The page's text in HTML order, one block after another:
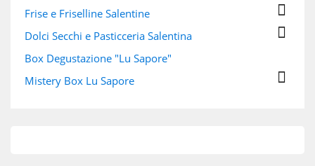
Frise e Friselline Salentine 
Dolci Secchi e Pasticceria Salentina 
Box Degustazione "Lu Sapore"
Mistery Box Lu Sapore
